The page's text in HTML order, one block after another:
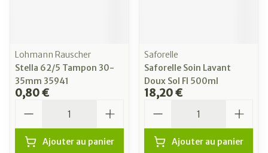
Lohmann Rauscher
Stella 62/5 Tampon 30-
35mm 35941
0,80 €
Ajouter au panier
Saforelle
Saforelle Soin Lavant
Doux Sol Fl 500ml
18,20 €
Ajouter au panier